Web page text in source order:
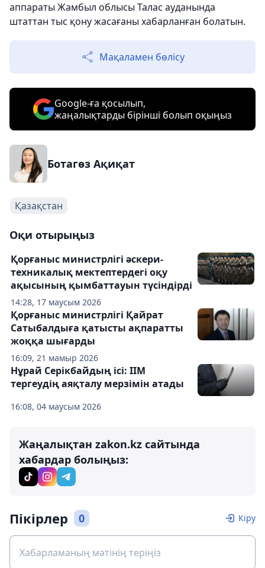
аппараты Жамбыл облысы Талас ауданында
штаттан тыс қону жасағаны хабарланған болатын.
Мақаламен бөлісу
Google-ға қосылып,
жаңалықтарды бірінші болып оқыңыз
Ботагөз Ақиқат
Қазақстан
Оқи отырыңыз
14:28, 17 маусым 2026
Қорғаныс министрлігі әскери-
техникалық мектептердегі оқу
ақысының қымбаттауын түсіндірді
16:09, 21 мамыр 2026
Қорғаныс министрлігі Қайрат
Сатыбалдыға қатысты ақпаратты
жоққа шығарды
16:08, 04 маусым 2026
Нұрай Серікбайдың ісі: ІІМ
тергеудің аяқталу мерзімін атады
Жаңалықтан zakon.kz сайтында
хабардар болыңыз:
Пікірлер 0 Кіру